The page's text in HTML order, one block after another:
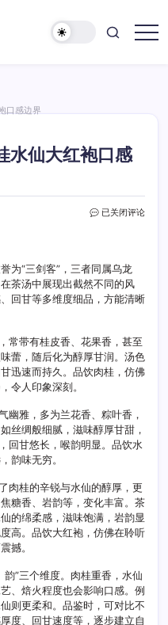
口感边界
水仙大红袍口感
细
滋
味
区
分
水
仙
大
口
感
界
已关闭评论
为“三剑客”，三者同属乌龙
茶汤中展现出截然不同的风
回甘等多维度细品，方能清晰
常带有桂皮香、花果香，甚至
蕾，随后化为醇厚甘润。汤色
迅速而持久。品饮肉桂，仿佛
令人印象深刻。
幽雅，多为兰花香、粽叶香，
丝绸般细腻，滋味醇厚甘甜，
回甘悠长，喉韵明显。品饮水
韵味无穷。
肉桂的辛锐与水仙的醇厚，更
糖香、岩韵等，变化丰富。茶
的绵柔感，滋味饱满，岩韵显
高。品饮大红袍，仿佛在聆听
撼。
”三个维度。肉桂重香，水仙
、焙火程度也会影响口感。例
则更柔和。品鉴时，可对比不
度、回甘速度等，逐步建立自